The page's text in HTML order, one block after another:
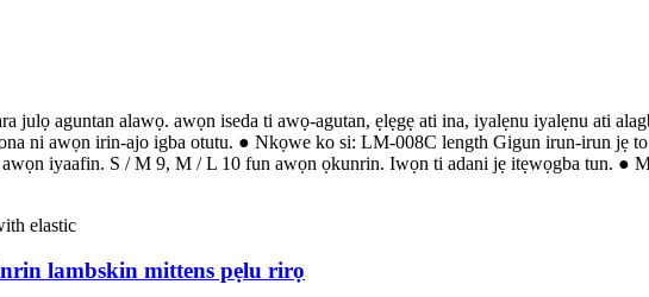
julọ aguntan alawọ. awọn iseda ti awọ-agutan, ẹlẹgẹ ati ina, iyalẹnu iyalẹnu ati
ni awọn irin-ajo igba otutu. ● Nkọwe ko si: LM-008C length Gigun irun-irun jẹ
iyaafin. S / M 9, M / L 10 fun awọn ọkunrin. Iwọn ti adani jẹ itẹwọgba tun. ●
lambskin mittens pẹlu rirọ